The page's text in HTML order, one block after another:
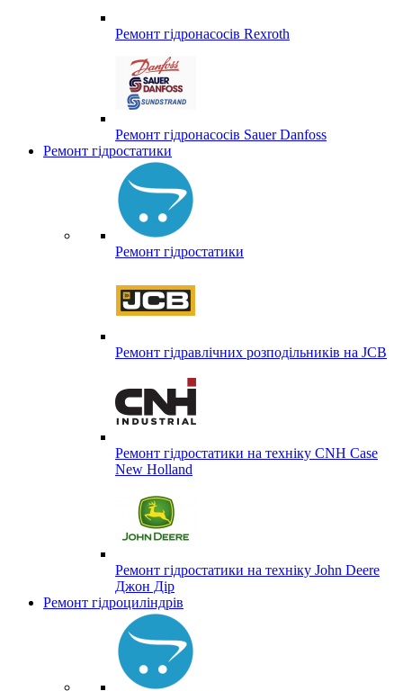
Ремонт гідронасосів Rexroth
Ремонт гідронасосів Sauer Danfoss
Ремонт гідростатики
Ремонт гідростатики
Ремонт гідравлічних розподільників на JCB
Ремонт гідростатики на техніку CNH Case
New Holland
Ремонт гідростатики на техніку John Deere
Джон Дір
Ремонт гідроциліндрів